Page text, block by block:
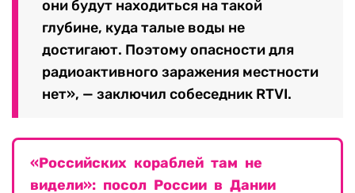
они будут находиться на такой
глубине, куда талые воды не
достигают. Поэтому опасности для
радиоактивного заражения местности
нет», — заключил собеседник RTVI.
«Российских кораблей там не
видели»: посол России в Дании